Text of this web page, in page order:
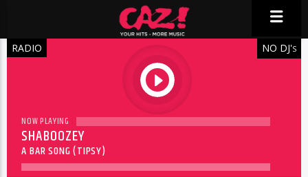
RADIO
play
NO DJ'S
NOW PLAYING
SHABOOZEY
A BAR SONG (TIPSY)